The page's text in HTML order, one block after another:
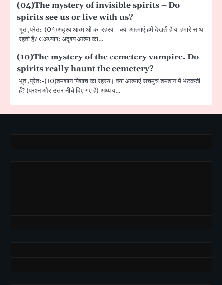
(04)The mystery of invisible spirits – Do
spirits see us or live with us?
भूत ,प्रेत:-(04)अदृश्य आत्माओं का रहस्य – क्या आत्माएं हमें देखती हैं या हमारे साथ
रहती हैं? Cअध्याय: अदृश्य आत्मा का…
(10)The mystery of the cemetery vampire. Do
spirits really haunt the cemetery?
भूत ,प्रेत:-(10)शमशान पिशाच का रहस्य। क्या आत्माएं सचमुच शमशान में भटकती
हैं? (प्रश्न और उत्तर नीचे दिए गए हैं) अध्याय…